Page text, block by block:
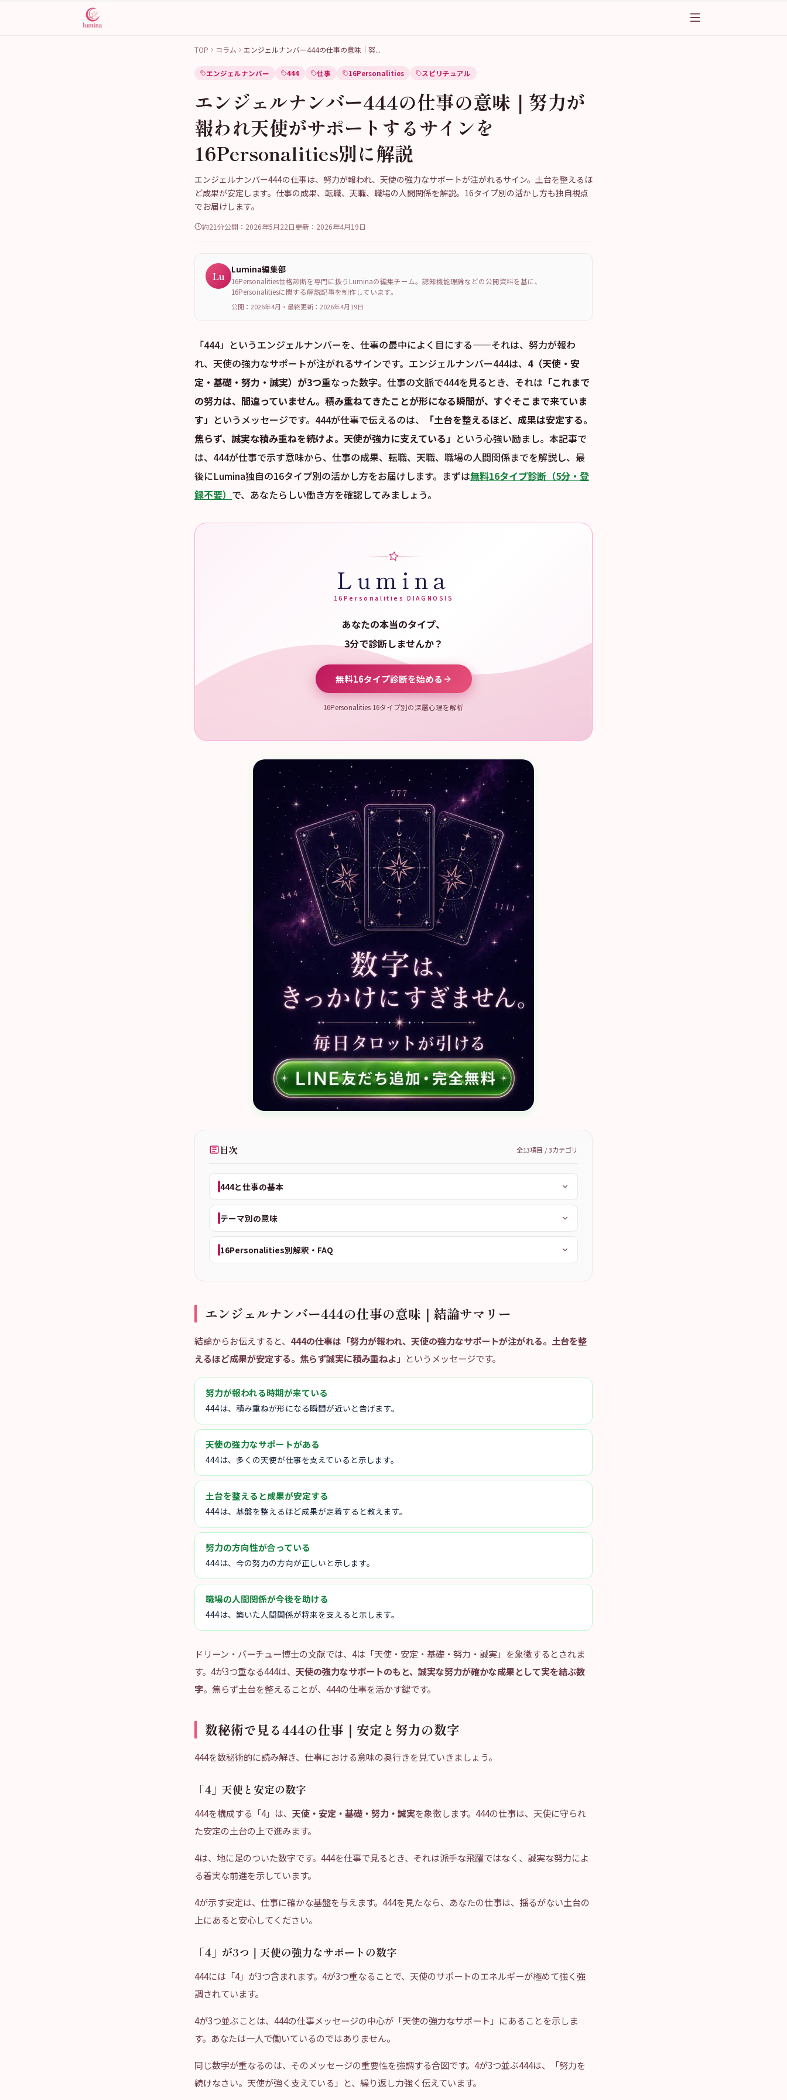
TOP コラム エンジェルナンバー444の仕事の意味｜努...
エンジェルナンバー 444 仕事 16Personalities スピリチュアル
エンジェルナンバー444の仕事の意味｜努力が
報われ天使がサポートするサインを
16Personalities別に解説
エンジェルナンバー444の仕事は、努力が報われ、天使の強力なサポートが注がれるサイン。土台を整えるほ
ど成果が安定します。仕事の成果、転職、天職、職場の人間関係を解説。16タイプ別の活かし方も独自視点
でお届けします。
約21分公開： 2026年5月22日更新： 2026年4月19日
Lu Lumina編集部
16Personalities性格診断を専門に扱うLuminaの編集チーム。認知機能理論などの公開資料を基に、
16Personalitiesに関する解説記事を制作しています。
公開：2026年4月 ・ 最終更新： 2026年4月19日
「444」というエンジェルナンバーを、仕事の最中によく目にする——それは、努力が報わ
れ、天使の強力なサポートが注がれるサインです。エンジェルナンバー444は、 4（天使・安
定・基礎・努力・誠実）が3つ重なった数字。仕事の文脈で444を見るとき、それは 「これまで
の努力は、間違っていません。積み重ねてきたことが形になる瞬間が、すぐそこまで来ていま
す」 というメッセージです。444が仕事で伝えるのは、
「土台を整えるほど、成果は安定する。
焦らず、誠実な積み重ねを続けよ。天使が強力に支えている」 という心強い励まし。本記事で
は、444が仕事で示す意味から、仕事の成果、転職、天職、職場の人間関係までを解説し、最
後にLumina独自の16タイプ別の活かし方をお届けします。まずは無料16タイプ診断（5分・登
録不要） で、あなたらしい働き方を確認してみましょう。
Lumina
16Personalities DIAGNOSIS
あなたの本当のタイプ、
3分で診断しませんか？
無料16タイプ診断を始める
16Personalities 16タイプ別の深層心理を解析
目次 全13項目 /3カテゴリ
444と仕事の基本
テーマ別の意味
16Personalities別解釈・FAQ
エンジェルナンバー444の仕事の意味｜結論サマリー
結論からお伝えすると、 444の仕事は「努力が報われ、天使の強力なサポートが注がれる。土台を整
えるほど成果が安定する。焦らず誠実に積み重ねよ」 というメッセージです。
努力が報われる時期が来ている
444は、積み重ねが形になる瞬間が近いと告げます。
天使の強力なサポートがある
444は、多くの天使が仕事を支えていると示します。
土台を整えると成果が安定する
444は、基盤を整えるほど成果が定着すると教えます。
努力の方向性が合っている
444は、今の努力の方向が正しいと示します。
職場の人間関係が今後を助ける
444は、築いた人間関係が将来を支えると示します。
ドリーン・バーチュー博士の文献では、4は「天使・安定・基礎・努力・誠実」を象徴するとされま
す。4が3つ重なる444は、 天使の強力なサポートのもと、誠実な努力が確かな成果として実を結ぶ数
字。焦らず土台を整えることが、444の仕事を活かす鍵です。
数秘術で見る444の仕事｜安定と努力の数字
444を数秘術的に読み解き、仕事における意味の奥行きを見ていきましょう。
「4」天使と安定の数字
444を構成する「4」は、 天使・安定・基礎・努力・誠実を象徴します。444の仕事は、天使に守られ
た安定の土台の上で進みます。
4は、地に足のついた数字です。444を仕事で見るとき、それは派手な飛躍ではなく、誠実な努力によ
る着実な前進を示しています。
4が示す安定は、仕事に確かな基盤を与えます。444を見たなら、あなたの仕事は、揺るがない土台の
上にあると安心してください。
「4」が3つ｜天使の強力なサポートの数字
444には「4」が3つ含まれます。4が3つ重なることで、天使のサポートのエネルギーが極めて強く強
調されています。
4が3つ並ぶことは、444の仕事メッセージの中心が「天使の強力なサポート」にあることを示しま
す。あなたは一人で働いているのではありません。
同じ数字が重なるのは、そのメッセージの重要性を強調する合図です。4が3つ並ぶ444は、「努力を
続けなさい。天使が強く支えている」と、繰り返し力強く伝えています。